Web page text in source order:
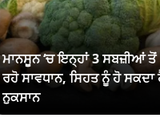
ਮਾਨਸੂਨ ‘ਚ ਇਨ੍ਹਾਂ 3 ਸਬਜ਼ੀਆਂ ਤੋਂ
ਰਹੋ ਸਾਵਧਾਨ, ਸਿਹਤ ਨੂੰ ਹੋ ਸਕਦਾ
ਨੁਕਸਾਨ